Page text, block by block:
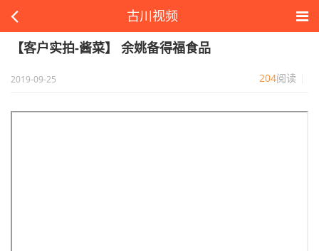
古川视频
【客户实拍-酱菜】 余姚备得福食品
2019-09-25 204阅读